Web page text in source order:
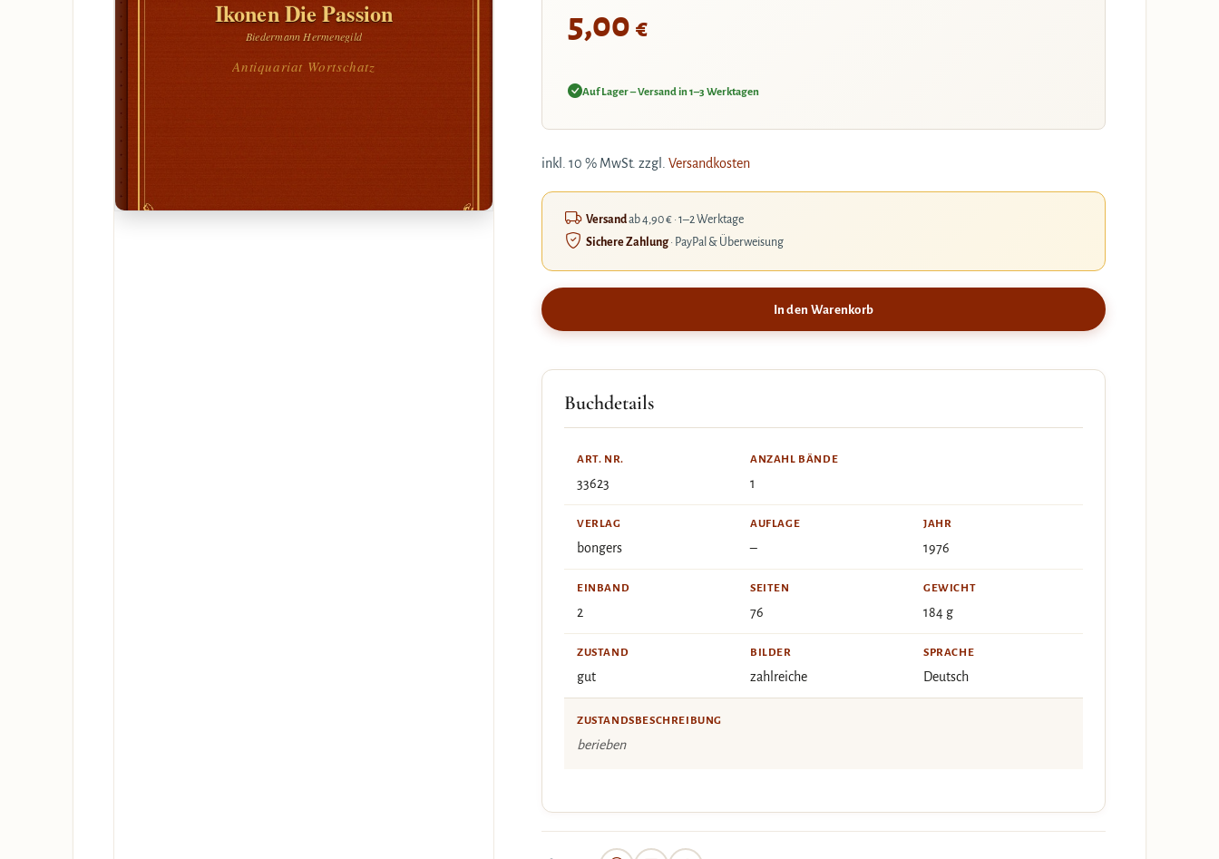
Ikonen Die Passion
Biedermann Hermenegild
Antiquariat Wortschatz
5,00 €
Auf Lager – Versand in 1–3 Werktagen
inkl. 10 % MwSt. zzgl. Versandkosten
Versandab 4,90 € · 1–2 Werktage
Sichere Zahlung· PayPal & Überweisung
In den Warenkorb
Buchdetails
ART. NR.
33623
ANZAHL BÄNDE
1
VERLAG
bongers
AUFLAGE
–
JAHR
1976
EINBAND
2
SEITEN
76
GEWICHT
184 g
ZUSTAND
gut
BILDER
zahlreiche
SPRACHE
Deutsch
ZUSTANDSBESCHREIBUNG
berieben